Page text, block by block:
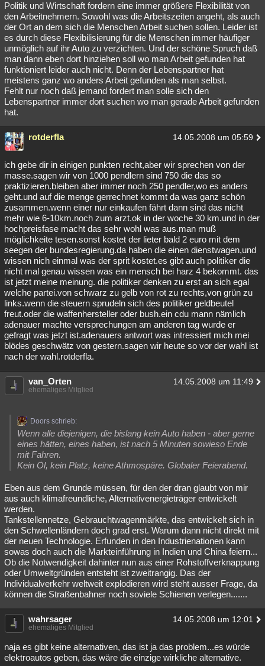
Politik und Wirtschaft fordern eine immer größere Flexibilität von
den Arbeitnehmern. Sowohl was die Arbeitszeiten angeht, als auch
der Ort an dem sich die Menschen Arbeit suchen sollen. Leider ist
es durch diese Flexibilisierung für die Menschen immer häufiger
unmöglich auf ihr Auto zu verzichten. Und der schöne Spruch daß
man dann eben dort hinziehen soll wo man Arbeit gefunden hat
funktioniert leider auch nicht. Denn der Lebenspartner hat
meistens ganz wo anders Arbeit gefunden als man selbst.
Fehlt nur noch daß jemand fordert man solle sich den
Lebenspartner immer dort suchen wo man gerade Arbeit gefunden
hat.
rotderfla 14.05.2008 um 05:59
ich gebe dir in einigen punkten recht,aber wir sprechen von der
masse.sagen wir von 1000 pendlern sind 750 die das so
praktizieren.bleiben aber immer noch 250 pendler,wo es anders
geht.und auf die menge gerrechnet kommt da was ganz schön
zusammen.wenn einer nur einkaufen fährt dann sind das nicht
mehr wie 6-10km.noch zum arzt.ok in der woche 30 km.und in der
hochpreisfase macht das sehr wohl was aus.man muß
möglichkeite tesen.sonst kostet der lieter bald 2 euro mit dem
seegen der bundesregierung.da haben die einen dienstwagen,und
wissen nich einmal was der sprit kostet.es gibt auch politiker die
nicht mal genau wissen was ein mensch bei harz 4 bekommt. das
ist jetzt meine meinung. die politiker denken zu erst an sich egal
welche partei.von schwarz zu gelb von rot zu rechts,von grün zu
links.wenn die steuern sprudeln sich des politiker geldbeutel
freut.oder die waffenhersteller oder bush.ein cdu mann nämlich
adenauer machte versprechungen am anderen tag wurde er
gefragt was jetzt ist.adenauers antwort was intressiert mich mei
blödes geschwätz von gestern.sagen wir heute so vor der wahl ist
nach der wahl.rotderfla.
van_Orten 14.05.2008 um 11:49
ehemaliges Mitglied
Doors schrieb:
Wenn alle diejenigen, die bislang kein Auto haben - aber gerne
eines hätten, eines haben, ist nach 5 Minuten sowieso Ende
mit Fahren.
Kein Öl, kein Platz, keine Athmospäre. Globaler Feierabend.
Eben aus dem Grunde müssen, für den der dran glaubt von mir
aus auch klimafreundliche, Alternativenergieträger entwickelt
werden.
Tankstellennetze, Gebrauchtwagenmärkte, das entwickelt sich in
den Schwellenländern doch grad erst. Warum dann nicht direkt mit
der neuen Technologie. Erfunden in den Industrienationen kann
sowas doch auch die Markteinführung in Indien und China feiern...
Ob die Notwendigkeit dahinter nun aus einer Rohstoffverknappung
oder Umweltgründen entsteht ist zweitrangig. Das der
Individualverkehr weltweit explodieren wird steht ausser Frage, da
können die Straßenbahner noch soviele Schienen verlegen.......
wahrsager 14.05.2008 um 12:01
ehemaliges Mitglied
naja es gibt keine alternativen, das ist ja das problem...es würde
elektroautos geben, das wäre die einzige wirkliche alternative.